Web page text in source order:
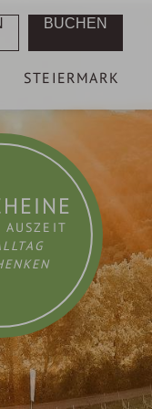
BUCHEN
STEIERMARK
AUSZEIT